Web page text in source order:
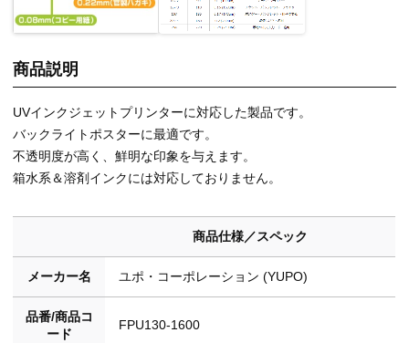
商品説明
UVインクジェットプリンターに対応した製品です。
バックライトポスターに最適です。
不透明度が高く、鮮明な印象を与えます。
箱水系＆溶剤インクには対応しておりません。
商品仕様／スペック
メーカー名 ユポ・コーポレーション (YUPO)
品番/商品コ
ード
FPU130-1600